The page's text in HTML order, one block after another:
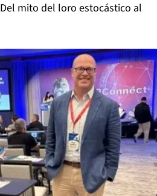
Del mito del loro estocástico al